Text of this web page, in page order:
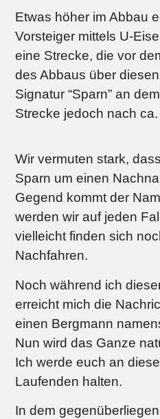
Etwas höher im Abbau
Vorsteiger mittels U-
eine Strecke, die vor
des Abbaus über
Signatur “Sparn” an
Strecke jedoch nach
Wir vermuten stark,
Sparn um einen
Gegend kommt der
werden wir auf jeden
vielleicht finden sich
Nachfahren.
Noch während ich
erreicht mich die
einen Bergmann
Nun wird das Ganze
Ich werde euch an
Laufenden halten.
In dem